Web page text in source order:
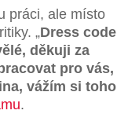
práci, ale místo
„Dress code
děkuji za
pro vás,
vážím si toho
.